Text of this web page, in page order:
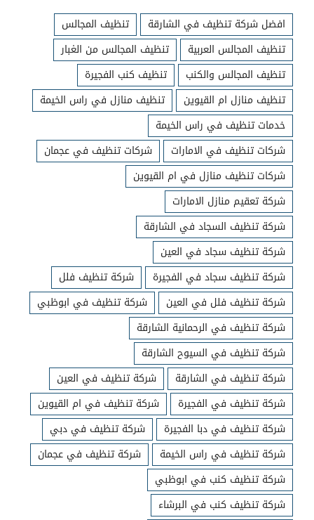
افضل شركة تنظيف في الشارقة
تنظيف المجالس
تنظيف المجالس العربية
تنظيف المجالس من الغبار
تنظيف المجالس والكنب
تنظيف كنب الفجيرة
تنظيف منازل ام القيوين
تنظيف منازل في راس الخيمة
خدمات تنظيف في راس الخيمة
شركات تنظيف في الامارات
شركات تنظيف في عجمان
شركات تنظيف منازل في ام القيوين
شركة تعقيم منازل الامارات
شركة تنظيف السجاد في الشارقة
شركة تنظيف سجاد في العين
شركة تنظيف سجاد في الفجيرة
شركة تنظيف فلل
شركة تنظيف فلل في العين
شركة تنظيف في ابوظبي
شركة تنظيف في الرحمانية الشارقة
شركة تنظيف في السيوح الشارقة
شركة تنظيف في الشارقة
شركة تنظيف في العين
شركة تنظيف في الفجيرة
شركة تنظيف في ام القيوين
شركة تنظيف في دبا الفجيرة
شركة تنظيف في دبي
شركة تنظيف في راس الخيمة
شركة تنظيف في عجمان
شركة تنظيف كنب في ابوظبي
شركة تنظيف كنب في البرشاء